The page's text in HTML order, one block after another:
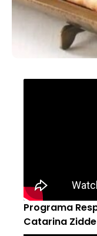
Programa
Catarina